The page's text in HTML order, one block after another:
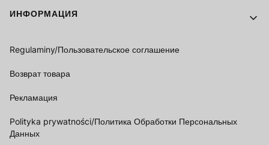
Footer menu
ИНФОРМАЦИЯ
Regulaminy/Пользовательское соглашение
Возврат товара
Рекламация
Polityka prywatności/Политика Обработки Персональных
Данных